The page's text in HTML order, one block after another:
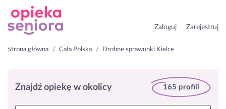
Zaloguj Zarejestruj
Strona główna Cała Polska Drobne sprawunki Kielce
Znajdź opiekę w okolicy 165 profili